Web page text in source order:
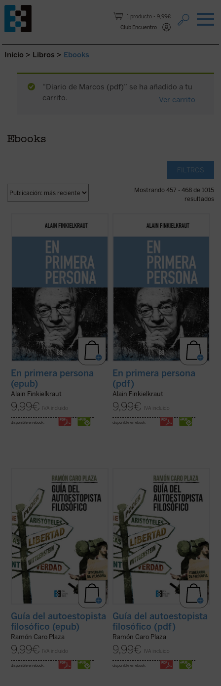
1 producto
9,99€
Club Encuentro
Saltar al contenido.
Inicio > Libros > Ebooks
“Diario de Marcos (pdf)” se ha añadido a tu
carrito.
Ver carrito
Ebooks
FILTROS
Mostrando 457 - 468 de 1015
resultados
Me parece que ha llegado el momento de
y volver a trazar mi itinerario sin evasivas
Por lo que a mí respecta no se trata en
modo alguno de rebajar el ...(ver ficha)
En primera persona
(epub)
Alain Finkielkraut
9,99€ IVA incluido
disponible en ebook:
Me parece que ha llegado el momento de
y volver a trazar mi itinerario sin evasivas
Por lo que a mí respecta no se trata en
modo alguno de rebajar el ...(ver ficha)
En primera persona
(pdf)
Alain Finkielkraut
9,99€ IVA incluido
disponible en ebook:
Explora este mundo, la realidad que te
rodea y la que te constituye. La obra que
tienes ahora en tus manos pretende
rastrear los enclaves principales en
compañía de los grandes pensadores.
Además, te ofrece herramientas para
localizar tu propio ...
Guía del autoestopista
filosófico (epub)
Ramón Caro Plaza
9,99€ IVA incluido
disponible en ebook:
Explora este mundo, la realidad que te
rodea y la que te constituye. La obra que
tienes ahora en tus manos pretende
rastrear los enclaves principales en
compañía de los grandes pensadores.
Además, te ofrece herramientas para
localizar tu propio ...
Guía del autoestopista
filosófico (pdf)
Ramón Caro Plaza
9,99€ IVA incluido
disponible en ebook: